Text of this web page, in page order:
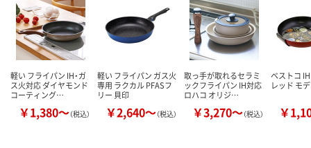
軽い フライパン IH・ガ
ス火対応 ダイヤモンド
コーティング…
￥1,380～（税込）
軽い フライパン ガス火
専用 ラクカル PFASフ
リー 貝印
￥2,640～（税込）
取っ手が取れるセラミ
ックフライパン IH対応
ロハコ オリジ…
￥3,270～（税込）
ベストコ
レッド モ
￥